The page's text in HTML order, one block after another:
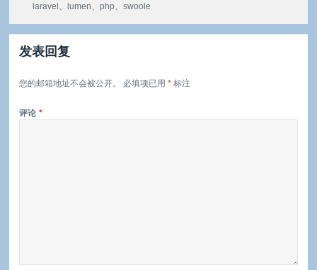
布
者
laravel 、 lumen、 php、 swoole
发表回复
您的邮箱地址不会被公开。 必填项已用 *标注
评论*